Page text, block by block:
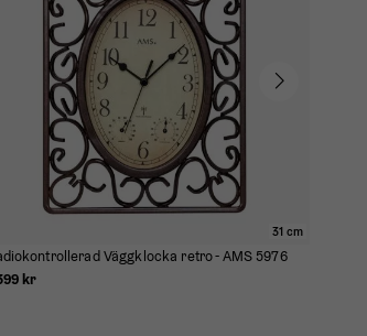
31 cm
Väggklocka retro - AMS 5976
kr